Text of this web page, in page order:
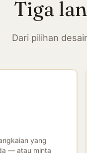
Tiga
Dari pilihan
yang
— atau minta